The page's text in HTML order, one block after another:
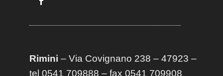
Rimini – Via Covignano 238 – 47923 –
tel 0541 709888 – fax 0541 709908